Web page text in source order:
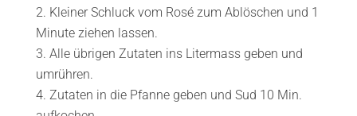
Kleiner Schluck vom Rosé zum Ablöschen und 1
Minute ziehen lassen.
Alle übrigen Zutaten ins Litermass geben und
umrühren.
Zutaten in die Pfanne geben und Sud 10 Min.